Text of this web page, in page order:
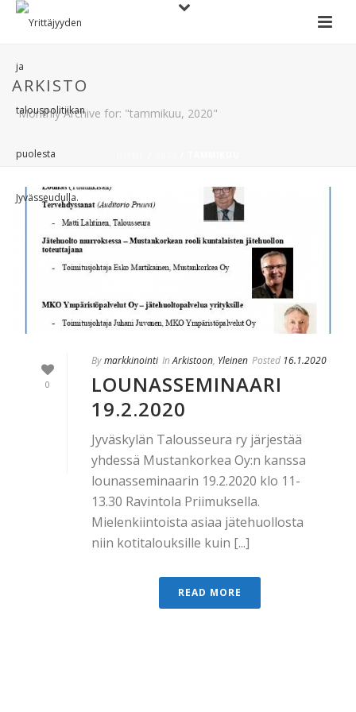
ARKISTO
Monthly Archive for: "tammikuu, 2020"
0
Bymarkkinointi In Arkistoon, Yleinen Posted 16.1.2020
LOUNASSEMINAARI
19.2.2020
Jyväskylän Talousseura ry järjestää
yhdessä Mustankorkea Oy:n kanssa
lounasseminaarin 19.2.2020 klo 11-
13.30 Ravintola Priimuksella.
Mielenkiintoista asiaa jätehuollosta
niin kotitalouksille kuin [...]
READ MORE